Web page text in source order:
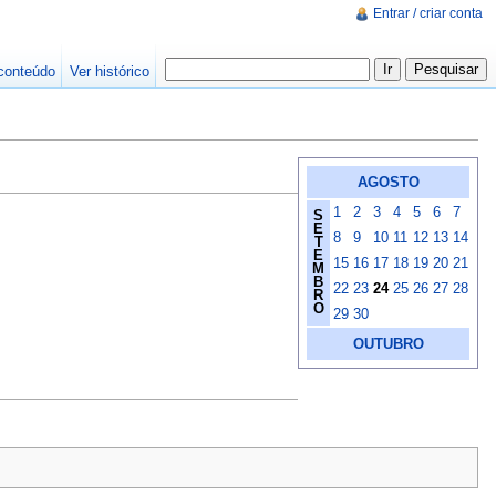
AGOSTO
S
E
T
E
M
B
R
O
1 2 3 4 5 6
7
8
9 10 11 12 13 14
15 16 17 18 19 20 21
22 23 24 25 26 27 28
29 30
OUTUBRO
Entrar / criar conta
Ver histórico